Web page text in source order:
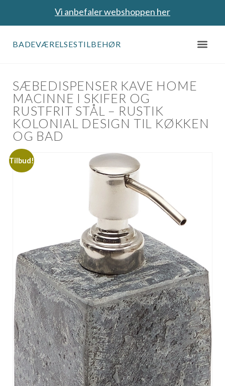
Vi anbefaler webshoppen her
BADEVÆRELSESTILBEHØR
SÆBEDISPENSER KAVE HOME
MACINNE I SKIFER OG
RUSTFRIT STÅL – RUSTIK
KOLONIAL DESIGN TIL KØKKEN
OG BAD
Tilbud!